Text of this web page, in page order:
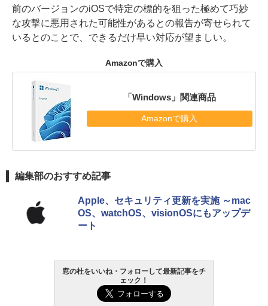
前のバージョンのiOSで特定の標的を狙った極めて巧妙
な攻撃に悪用された可能性があるとの報告が寄せられて
いるとのことで、できるだけ早い対応が望ましい。
Amazonで購入
「Windows」関連商品
Amazonで購入
編集部のおすすめ記事
Apple、セキュリティ更新を実施 ～mac
OS、watchOS、visionOSにもアップデ
ート
窓の杜をいいね・フォローして最新記事をチ
ェック！